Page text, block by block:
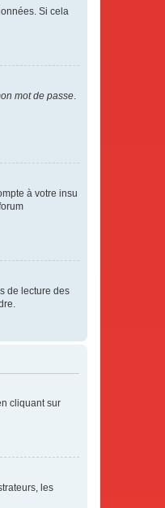
Si cela
mot de passe.
à votre insu
de lecture des
cliquant sur
les